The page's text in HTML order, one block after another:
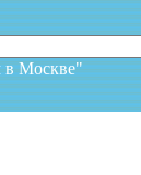
в Москве"